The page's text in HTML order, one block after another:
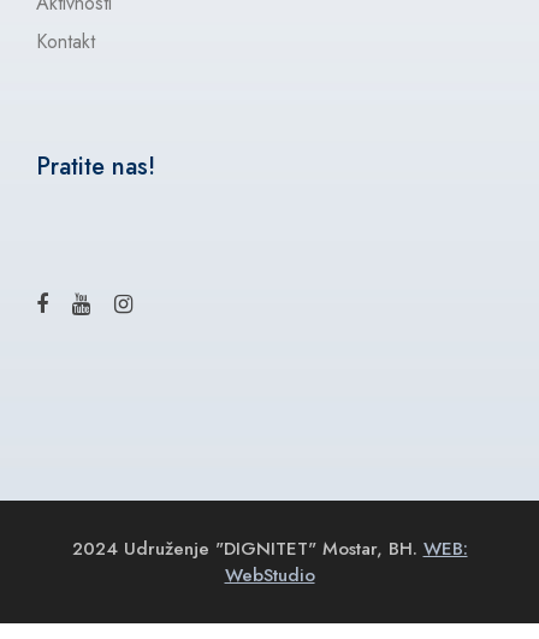
Kontakt
Pratite nas!
2024 Udruženje "DIGNITET" Mostar, BH. WEB:
WebStudio